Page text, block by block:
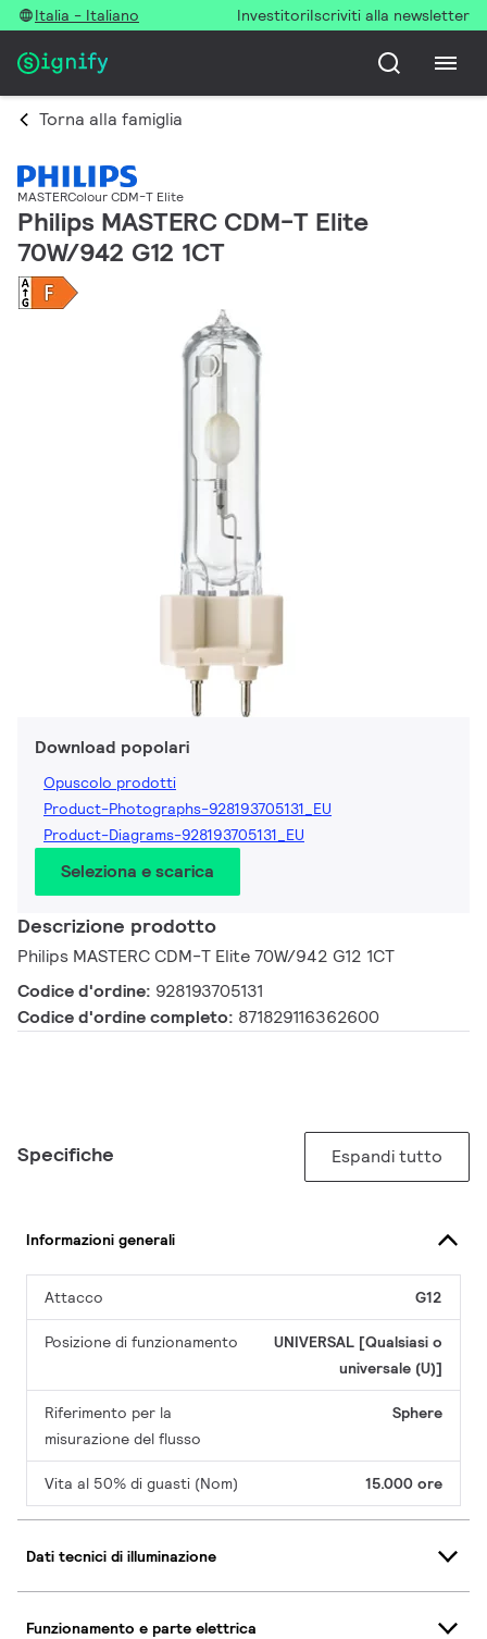
Italia - Italiano InvestitoriIscriviti alla newsletter
Torna alla famiglia
MASTERColour CDM-T Elite
Philips MASTERC CDM-T Elite
70W/942 G12 1CT
Download popolari
Opuscolo prodotti
Product-Photographs-928193705131_EU
Product-Diagrams-928193705131_EU
Seleziona e scarica
Descrizione prodotto
Philips MASTERC CDM-T Elite 70W/942 G12 1CT
Codice d'ordine: 928193705131
Codice d'ordine completo: 871829116362600
Specifiche Espandi tutto
Informazioni generali
Attacco G12
Posizione di funzionamento
UNIVERSAL [Qualsiasi o
universale (U)]
Riferimento per la
misurazione del flusso
Sphere
Vita al 50% di guasti (Nom) 15.000 ore
Dati tecnici di illuminazione
Funzionamento e parte elettrica